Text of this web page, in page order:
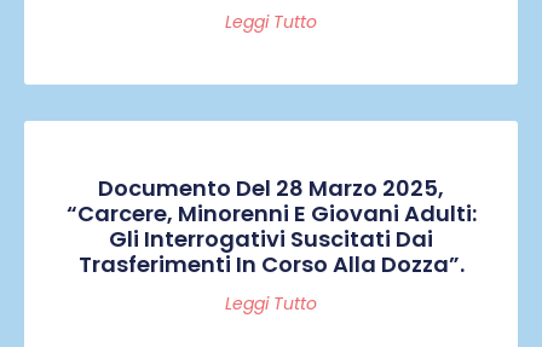
Leggi Tutto
Documento Del 28 Marzo 2025,
“Carcere, Minorenni E Giovani Adulti:
Gli Interrogativi Suscitati Dai
Trasferimenti In Corso Alla Dozza”.
Leggi Tutto